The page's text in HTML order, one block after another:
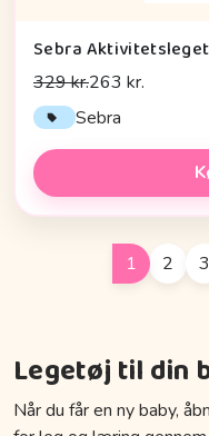
Sebra
329 kr.263 kr.
Sebra
1 2 3
Legetøj til din
Når du får en ny baby,